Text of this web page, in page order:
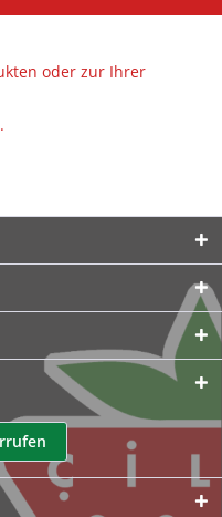
oder zur Ihrer